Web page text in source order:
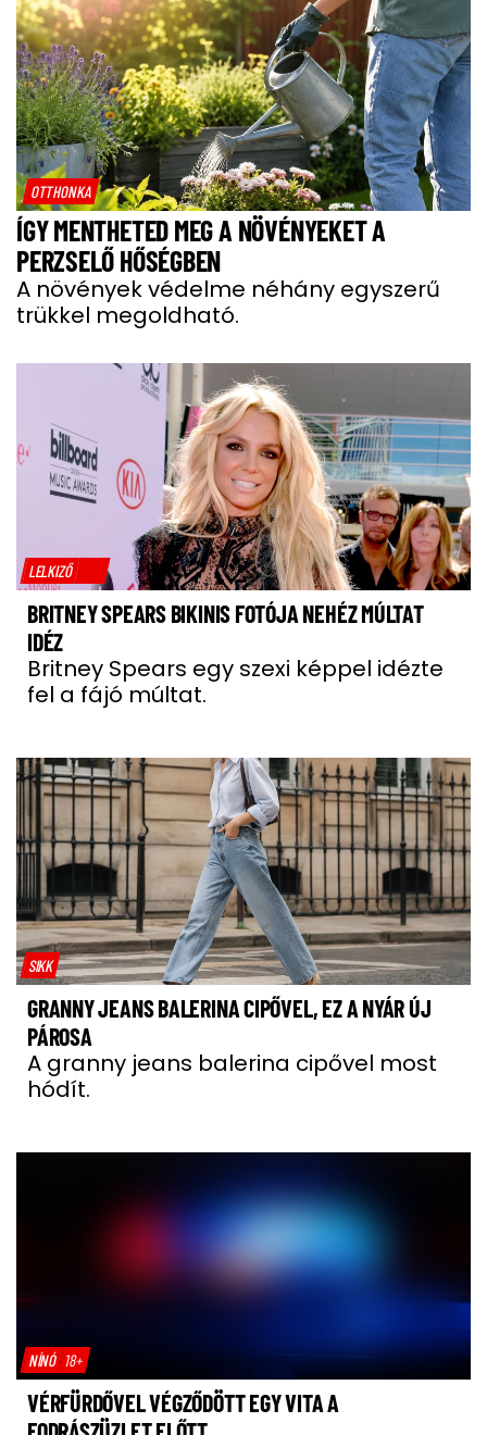
OTTHONKA
ÍGY MENTHETED MEG A NÖVÉNYEKET A
PERZSELŐ HŐSÉGBEN
A növények védelme néhány egyszerű
trükkel megoldható.
LELKIZŐ
BRITNEY SPEARS BIKINIS FOTÓJA NEHÉZ MÚLTAT
IDÉZ
Britney Spears egy szexi képpel idézte
fel a fájó múltat.
SIKK
GRANNY JEANS BALERINA CIPŐVEL, EZ A NYÁR ÚJ
PÁROSA
A granny jeans balerina cipővel most
hódít.
NÍNÓ 18+
VÉRFÜRDŐVEL VÉGZŐDÖTT EGY VITA A